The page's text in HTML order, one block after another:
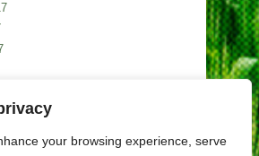
your browsing experience, serve